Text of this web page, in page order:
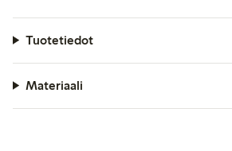
Tuotetiedot
Materiaali